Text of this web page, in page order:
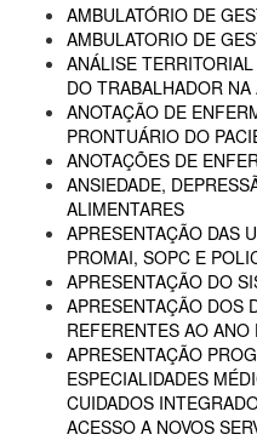
AMBULATÓRIO DE
AMBULATORIO DE
ANÁLISE
DO TRABALHADOR
ANOTAÇÃO DE
PRONTUÁRIO DO
ANOTAÇÕES DE
ANSIEDADE,
ALIMENTARES
APRESENTAÇÃO DAS
PROMAI, SOPC E
APRESENTAÇÃO DO
APRESENTAÇÃO DOS
REFERENTES AO
APRESENTAÇÃO
ESPECIALIDADES
CUIDADOS
ACESSO A NOVOS